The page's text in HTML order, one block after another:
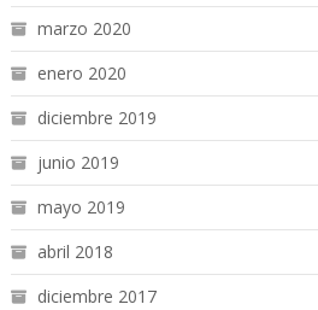
marzo 2020
enero 2020
diciembre 2019
junio 2019
mayo 2019
abril 2018
diciembre 2017